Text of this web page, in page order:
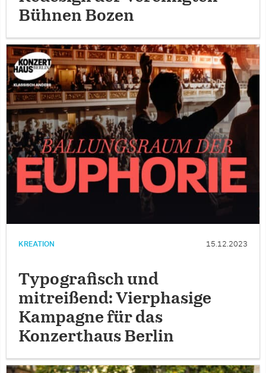
Bühnen Bozen
KREATION 15.12.2023
Typografisch und
mitreißend: Vierphasige
Kampagne für das
Konzerthaus Berlin